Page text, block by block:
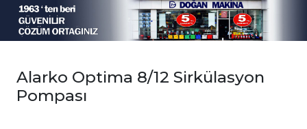
Alarko Optima 8/12 Sirkülasyon
Pompası